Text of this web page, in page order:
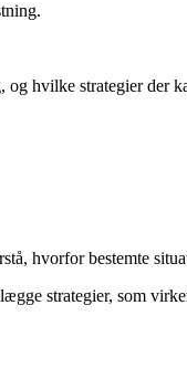
hvilke strategier der
hvorfor bestemte
strategier, som